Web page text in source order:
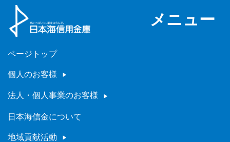
メニュー
ページトップ
個人のお客様
法人・個人事業のお客様
日本海信金について
地域貢献活動